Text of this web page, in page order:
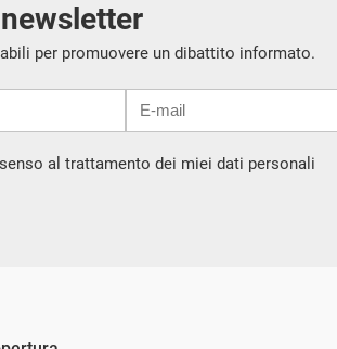
newsletter
per promuovere un dibattito informato.
al trattamento dei miei dati personali